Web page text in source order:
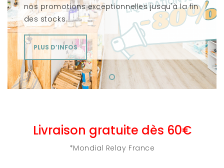
nos promotions exceptionnelles jusqu'à la fin
des stocks.
PLUS D’INFOS
Livraison gratuite dès 60€
*Mondial Relay France